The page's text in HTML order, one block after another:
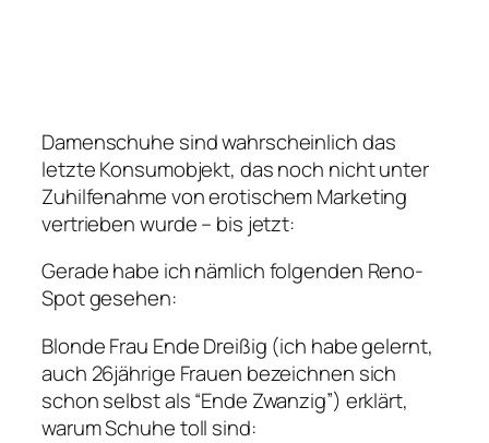
Damenschuhe sind wahrscheinlich das
letzte Konsumobjekt, das noch nicht unter
Zuhilfenahme von erotischem Marketing
vertrieben wurde – bis jetzt:
Gerade habe ich nämlich folgenden Reno-
Spot gesehen:
Blonde Frau Ende Dreißig (ich habe gelernt,
auch 26jährige Frauen bezeichnen sich
schon selbst als “Ende Zwanzig”) erklärt,
warum Schuhe toll sind: